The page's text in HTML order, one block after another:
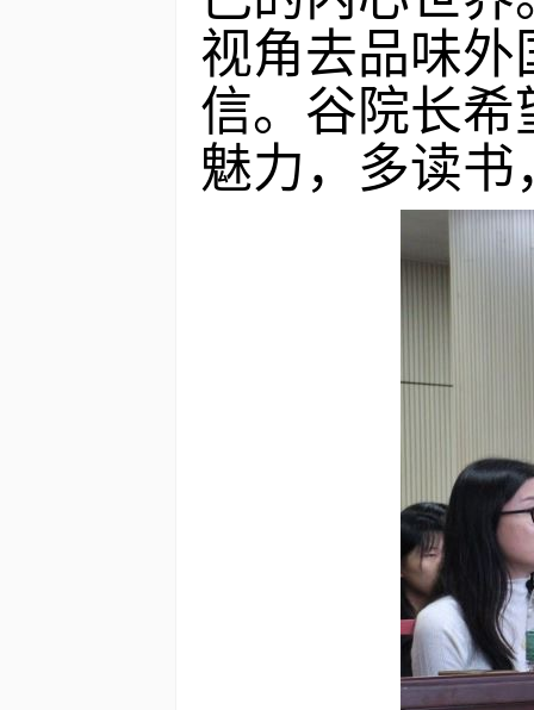
视角去品味外
信。谷院长希
魅力，多读